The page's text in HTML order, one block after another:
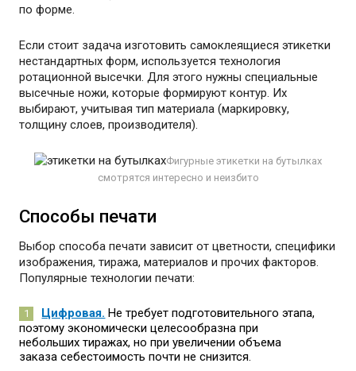
по форме.
Если стоит задача изготовить самоклеящиеся этикетки
нестандартных форм, используется технология
ротационной высечки. Для этого нужны специальные
высечные ножи, которые формируют контур. Их
выбирают, учитывая тип материала (маркировку,
толщину слоев, производителя).
Фигурные этикетки на бутылках
смотрятся интересно и неизбито
Способы печати
Выбор способа печати зависит от цветности, специфики
изображения, тиража, материалов и прочих факторов.
Популярные технологии печати:
Цифровая. Не требует подготовительного этапа,
поэтому экономически целесообразна при
небольших тиражах, но при увеличении объема
заказа себестоимость почти не снизится.